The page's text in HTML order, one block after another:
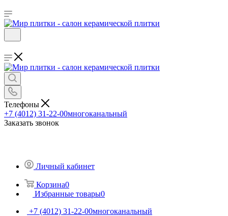
Телефоны
+7 (4012) 31-22-00многоканальный
Заказать звонок
Личный кабинет
Корзина0
Избранные товары0
+7 (4012) 31-22-00многоканальный